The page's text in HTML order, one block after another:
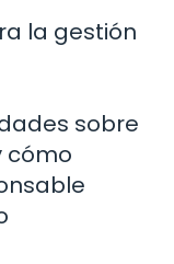
la gestión
sobre
cómo